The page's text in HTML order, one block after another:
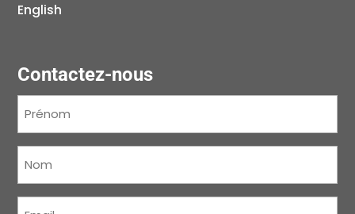
English
Contactez-nous
Prénom
Nom
Courriel